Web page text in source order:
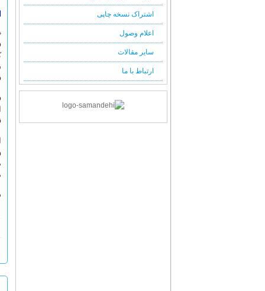
اشتراک نسخه چاپی
اعلام وصول
سایر مقالات
ارتباط با ما